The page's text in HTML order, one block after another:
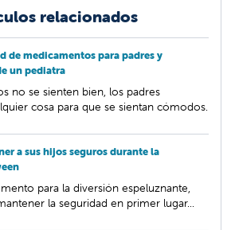
relacionados
de medicamentos para padres y
un pediatra
no se sienten bien, los padres
cosa para que se sientan cómodos.
a sus hijos seguros durante la
para la diversión espeluznante,
la seguridad en primer lugar...